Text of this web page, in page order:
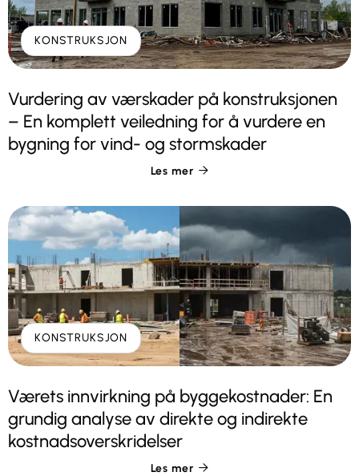
KONSTRUKSJON
Vurdering av værskader på konstruksjonen
– En komplett veiledning for å vurdere en
bygning for vind- og stormskader
Les mer 
KONSTRUKSJON
Værets innvirkning på byggekostnader: En
grundig analyse av direkte og indirekte
kostnadsoverskridelser
Les mer 